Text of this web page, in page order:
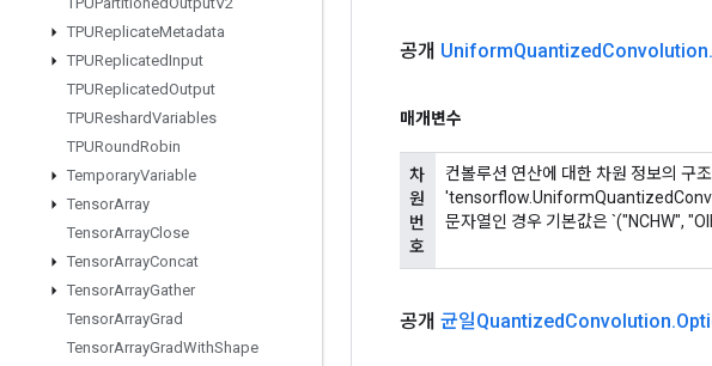
TPUReplicateMetadata
TPUReplicatedInput
TPUReplicatedOutput
TPUReshardVariables
TPURoundRobin
TemporaryVariable
TensorArray
TensorArrayClose
TensorArrayConcat
TensorArrayGather
TensorArrayGrad
TensorArrayGradWithShape
공개 UniformQuantizedConvolution.
매개변수
차
원
번
호
컨볼루션 연산에 대한 차원 정보의 구
문자열인 경우 기본값은 `("NCHW",
공개 균일QuantizedConvolution.